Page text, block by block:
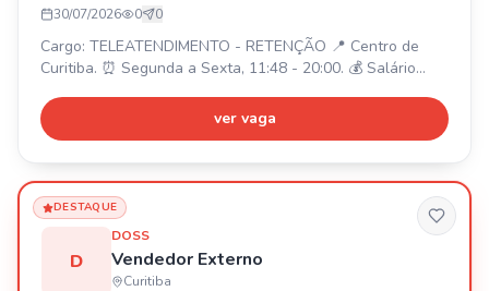
30/07/2026 0 0
Cargo: TELEATENDIMENTO - RETENÇÃO 📍 Centro de
Curitiba. ⏰ Segunda a Sexta, 11:48 - 20:00. 💰 Salário
(R$ 12,17/dia), Plano de Saúde e Odontológico, Seguro de
Vida, Auxílio Creche (até 2 anos): R$ 237,31, Plano de
anos completos. Não temos vagas Home Office.
ver vaga
DESTAQUE
D
DOSS
Vendedor Externo
Curitiba